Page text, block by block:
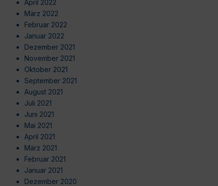
April 2022
März 2022
Februar 2022
Januar 2022
Dezember 2021
November 2021
Oktober 2021
September 2021
August 2021
Juli 2021
Juni 2021
Mai 2021
April 2021
März 2021
Februar 2021
Januar 2021
Dezember 2020